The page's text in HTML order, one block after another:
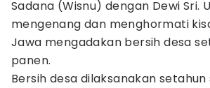
Sadana (Wisnu) dengan Dewi Sri.
mengenang dan menghormati
Jawa mengadakan bersih desa
panen.
Bersih desa dilaksanakan